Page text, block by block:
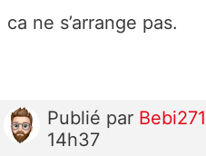
ca ne s’arrange pas.
Publié par
14h37